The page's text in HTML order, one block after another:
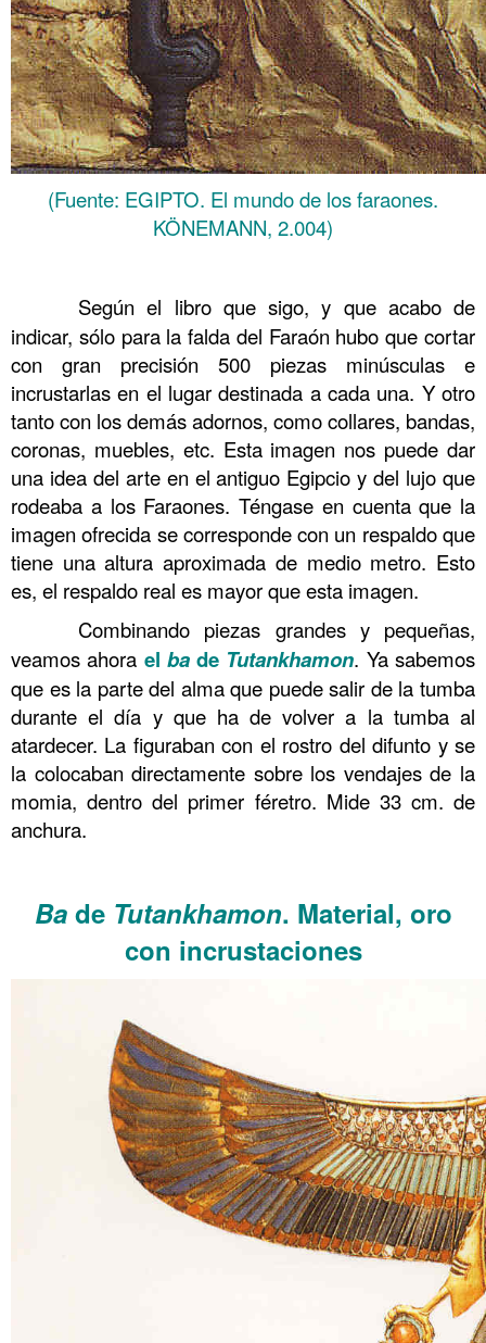
(Fuente: EGIPTO. El mundo de los faraones.
KÖNEMANN, 2.004)
Según el libro que sigo, y que acabo de
indicar, sólo para la falda del Faraón hubo que cortar
con gran precisión 500 piezas minúsculas e
incrustarlas en el lugar destinada a cada una. Y otro
tanto con los demás adornos, como collares, bandas,
coronas, muebles, etc. Esta imagen nos puede dar
una idea del arte en el antiguo Egipcio y del lujo que
rodeaba a los Faraones. Téngase en cuenta que la
imagen ofrecida se corresponde con un respaldo que
tiene una altura aproximada de medio metro. Esto
es, el respaldo real es mayor que esta imagen.
Combinando piezas grandes y pequeñas,
veamos ahora el ba de Tutankhamon. Ya sabemos
que es la parte del alma que puede salir de la tumba
durante el día y que ha de volver a la tumba al
atardecer. La figuraban con el rostro del difunto y se
la colocaban directamente sobre los vendajes de la
momia, dentro del primer féretro. Mide 33 cm. de
anchura.
Bade Tutankhamon. Material, oro
con incrustaciones